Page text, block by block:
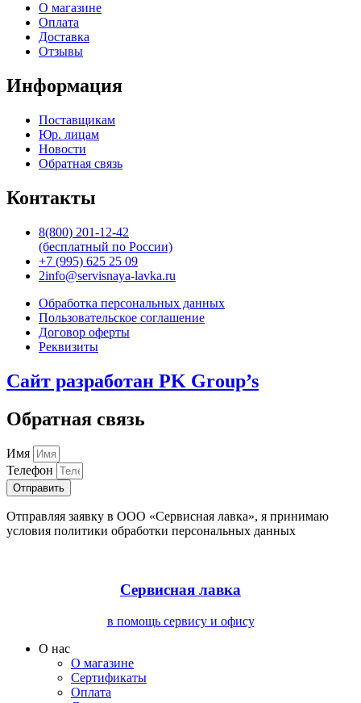
О магазине
Оплата
Доставка
Отзывы
Информация
Поставщикам
Юр. лицам
Новости
Обратная связь
Контакты
8(800) 201-12-42
(бесплатный по России)
+7 (995) 625 25 09
2info@servisnaya-lavka.ru
Обработка персональных данных
Пользовательское соглашение
Договор оферты
Реквизиты
Сайт разработан PK Group’s
Обратная связь
Имя
Телефон
Отправить
Отправляя заявку в ООО «Сервисная лавка», я принимаю
условия политики обработки персональных данных
Сервисная лавка
в помощь сервису и офису
О нас
О магазине
Сертификаты
Оплата